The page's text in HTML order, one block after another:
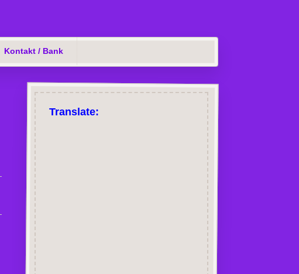
Kontakt / Bank
Translate: